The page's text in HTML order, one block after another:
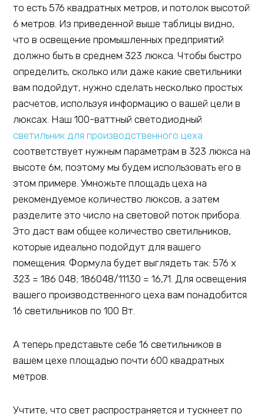
то есть 576 квадратных метров, и потолок высотой
6 метров. Из приведенной выше таблицы видно,
что в освещение промышленных предприятий
должно быть в среднем 323 люкса. Чтобы быстро
определить, сколько или даже какие светильники
вам подойдут, нужно сделать несколько простых
расчетов, используя информацию о вашей цели в
люксах. Наш 100-ваттный светодиодный
светильник для производственного цеха
соответствует нужным параметрам в 323 люкса на
высоте 6м, поэтому мы будем использовать его в
этом примере. Умножьте площадь цеха на
рекомендуемое количество люксов, а затем
разделите это число на световой поток прибора.
Это даст вам общее количество светильников,
которые идеально подойдут для вашего
помещения. Формула будет выглядеть так: 576 х
323 = 186 048; 186048/11130 = 16,71. Для освещения
вашего производственного цеха вам понадобится
16 светильников по 100 Вт.
А теперь представьте себе 16 светильников в
вашем цехе площадью почти 600 квадратных
метров.
Учтите, что свет распространяется и тускнеет по